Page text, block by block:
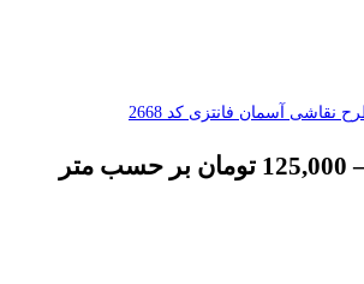
آسمان فانتزی کد 2668
125,000 تومان بر حسب متر